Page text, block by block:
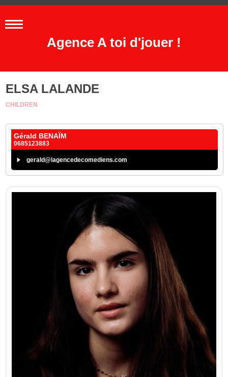
Agence A toi d'jouer !
ELSA LALANDE
CHILDREN
Gérald BENAÏM
0685123883
gerald@lagencedecomediens.com